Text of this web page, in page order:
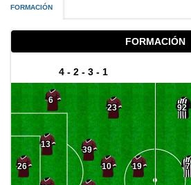
FORMACIÓN
FORMACIÓN
4 - 2 - 3 - 1
26
6
13
39
23
10 19
92
7